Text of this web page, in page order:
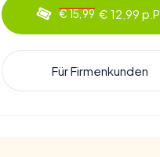
€ 15,99 € 12,99 p.P.
Für Firmenkunden